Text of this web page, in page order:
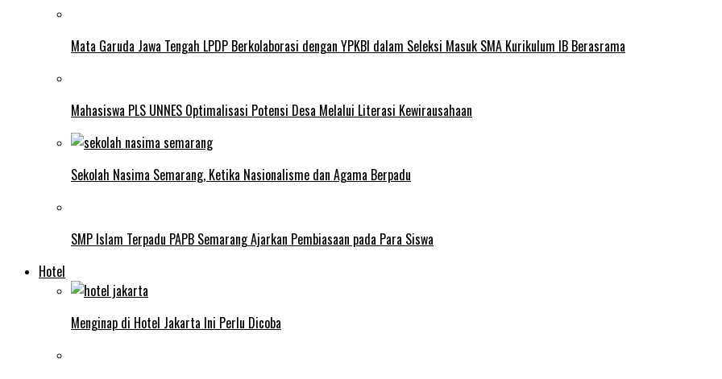
Mata Garuda Jawa Tengah LPDP Berkolaborasi dengan YPKBI dalam Seleksi Masuk SMA Kurikulum IB Berasrama
Mahasiswa PLS UNNES Optimalisasi Potensi Desa Melalui Literasi Kewirausahaan
Sekolah Nasima Semarang, Ketika Nasionalisme dan Agama Berpadu
SMP Islam Terpadu PAPB Semarang Ajarkan Pembiasaan pada Para Siswa
Hotel
Menginap di Hotel Jakarta Ini Perlu Dicoba